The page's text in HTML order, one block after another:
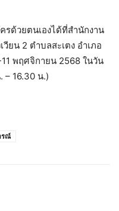
ด้วยตนเองได้ที่สำนักงาน
ยน 2 ตำบลสะเตง อำเภอ
พฤศจิกายน 2568 ในวัน
– 16.30 น.)
รณ์